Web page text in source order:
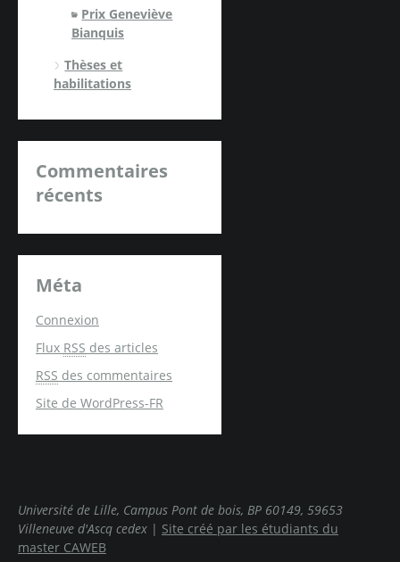
Prix Geneviève
Bianquis
Thèses et
habilitations
Commentaires
récents
Méta
Connexion
Flux RSS des articles
RSS des commentaires
Site de WordPress-FR
Université de Lille, Campus Pont de bois, BP 60149, 59653
Villeneuve d'Ascq cedex | Site créé par les étudiants du
master CAWEB